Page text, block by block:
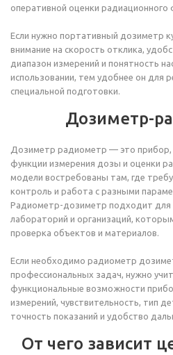
оперативной оценки радиационного
Если нужно портативный дозиметр
внимание на скорость отклика,
диапазон измерений и понятность
использовании, тем удобнее он для
специальной подготовки.
Дозиметр-
Дозиметр радиометр — это
функции измерения дозы и оценки
модели востребованы там, где
контроль и работа с разными
Радиометр-дозиметр подходит для
лабораторий и организаций,
проверка объектов и материалов.
Если необходимо радиометр
профессиональных задач, нужно
функциональные возможности
измерений, чувствительность, тип
точность показаний и удобство
От чего зависит